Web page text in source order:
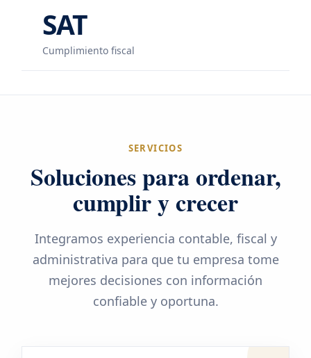
SAT
Cumplimiento fiscal
SERVICIOS
Soluciones para ordenar,
cumplir y crecer
Integramos experiencia contable, fiscal y
administrativa para que tu empresa tome
mejores decisiones con información
confiable y oportuna.